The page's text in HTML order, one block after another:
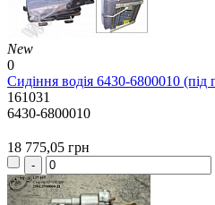
New
0
Сидіння водія 6430-6800010 (під
161031
6430-6800010
18 775,05 грн